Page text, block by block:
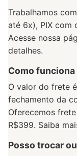
Trabalhamos
até 6x), PIX com
Acesse nossa
detalhes.
Como
O valor do frete
fechamento da
Oferecemos
R$399. Saiba
Posso trocar